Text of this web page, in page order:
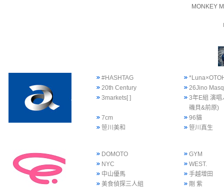
MONKEY
#HASHTAG
20th Century
26Jino
3markets[ ]
3年E組 演唱
磯貝&前原)
7cm
96貓
笹川美和
笹川真生
DOMOTO
GYM
NYC
WEST.
中山優馬
手越增田
美食偵探三人組
剛 紫